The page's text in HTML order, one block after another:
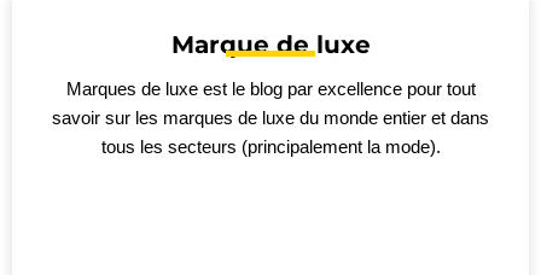
Marque de luxe
Marques de luxe est le blog par excellence pour tout
savoir sur les marques de luxe du monde entier et dans
tous les secteurs (principalement la mode).